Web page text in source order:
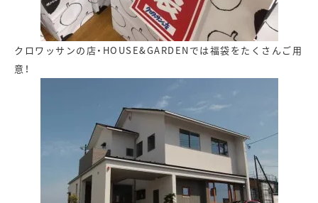
クロワッサンの店・HOUSE&GARDENでは福袋をたくさんご用
意！